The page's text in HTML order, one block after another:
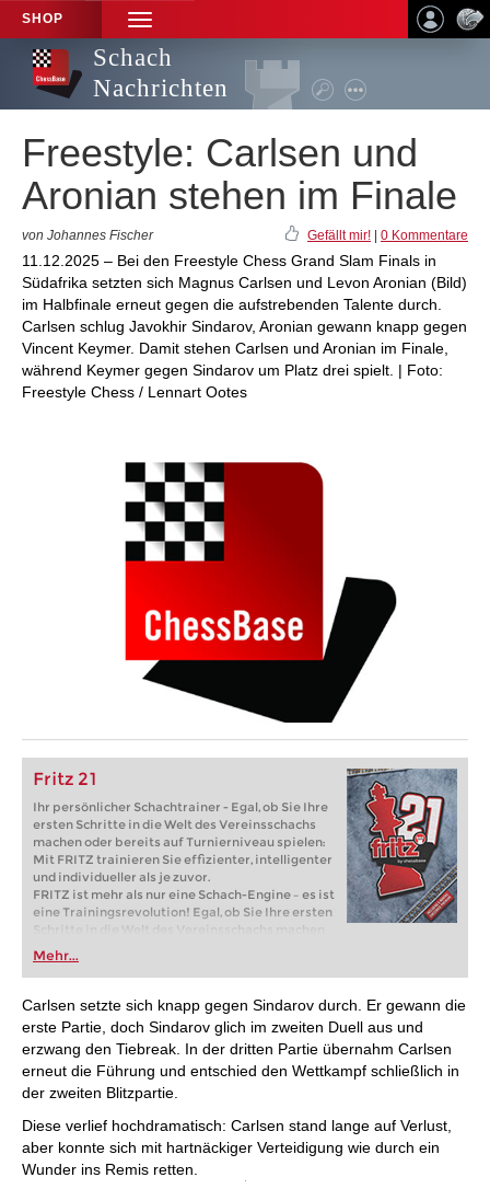
SHOP
TOGGLE
NAVIGATION
Schach
Nachrichten
Freestyle: Carlsen und
Aronian stehen im Finale
von Johannes Fischer Gefällt mir! 0 Kommentare
11.12.2025 – Bei den Freestyle Chess Grand Slam Finals in
Südafrika setzten sich Magnus Carlsen und Levon Aronian (Bild)
im Halbfinale erneut gegen die aufstrebenden Talente durch.
Carlsen schlug Javokhir Sindarov, Aronian gewann knapp gegen
Vincent Keymer. Damit stehen Carlsen und Aronian im Finale,
während Keymer gegen Sindarov um Platz drei spielt. | Foto:
Freestyle Chess / Lennart Ootes
Fritz 21
Ihr persönlicher Schachtrainer - Egal, ob Sie Ihre
ersten Schritte in die Welt des Vereinsschachs
machen oder bereits auf Turnierniveau spielen:
Mit FRITZ trainieren Sie effizienter, intelligenter
und individueller als je zuvor.
FRITZ ist mehr als nur eine Schach-Engine – es ist
eine Trainingsrevolution! Egal, ob Sie Ihre ersten
Schritte in die Welt des Vereinsschachs machen
oder bereits auf Turnierniveau spielen: Mit
FRITZ trainieren Sie effizienter, intelligenter und
individueller als je zuvor.
Mehr...
Carlsen setzte sich knapp gegen Sindarov durch. Er gewann die
erste Partie, doch Sindarov glich im zweiten Duell aus und
erzwang den Tiebreak. In der dritten Partie übernahm Carlsen
erneut die Führung und entschied den Wettkampf schließlich in
der zweiten Blitzpartie.
Diese verlief hochdramatisch: Carlsen stand lange auf Verlust,
aber konnte sich mit hartnäckiger Verteidigung wie durch ein
Wunder ins Remis retten.